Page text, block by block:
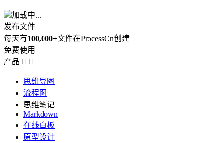
加载中...
发布文件
每天有100,000+文件在ProcessOn创建
免费使用
产品  
思维导图
流程图
思维笔记
Markdown
在线白板
原型设计